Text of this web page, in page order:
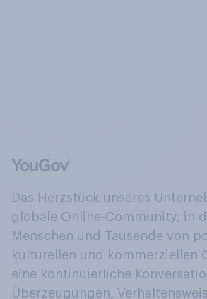
Das Herzstück unseres
globale Online-Community, in
Menschen und Tausende von
kulturellen und kommerziellen
eine kontinuierliche
Überzeugungen,